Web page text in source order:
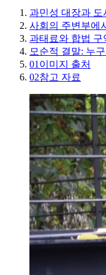
과민성 대장과 도
사회의 주변부에
과태료와 합법 구
모순적 결말: 누
01 이미지 출처
02참고 자료